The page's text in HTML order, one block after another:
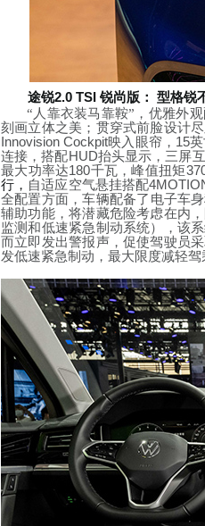
途锐2.0 TSI 锐尚版：
型格锐
“人靠衣装马靠鞍”，优雅外
刻画立体之美；贯穿式前脸设计
Innovision Cockpit映入眼帘， 15
连接，搭配HUD抬头显示，三屏
最大功率达180千瓦 ，峰值扭矩3
行， 自适应空气悬挂搭配
全配置方面，车辆配备了电子车
辅助功能，将潜藏危险考虑在内
监测和低速紧急制动系统），该
而立即发出警报声，促使驾驶员
发低速紧急制动，最大限度减轻驾